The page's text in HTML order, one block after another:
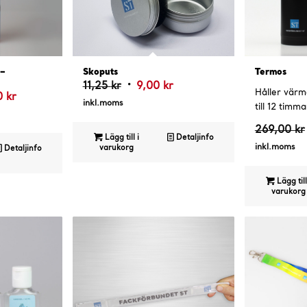
krDet
är:
Detaljinfo
Skoputs
11,25kr Det
var:
11,25 kr.
9,00 krDet
är:
inkl.moms
Lägg till i
varukorg
Detaljinfo
Termos
Håller
till 12
269,00kr
inkl.moms
Lägg
varukorg